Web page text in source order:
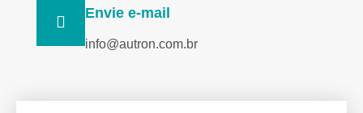
Envie e-mail
info@autron.com.br